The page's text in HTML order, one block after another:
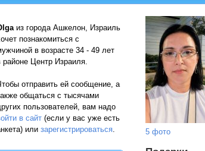
из города Ашкелон, Израиль
познакомиться с
в возрасте 34 - 49 лет
районе Центр Израиля.
отправить ей сообщение, а
общаться с тысячами
пользователей, вам надо
в сайт (если у вас уже есть
или зарегистрироваться. 5 фото